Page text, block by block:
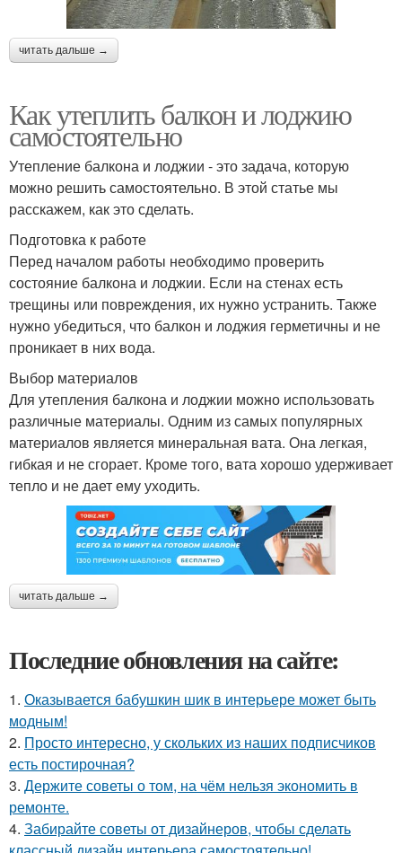
читать дальше →
Как утеплить балкон и лоджию
самостоятельно
Утепление балкона и лоджии - это задача, которую
можно решить самостоятельно. В этой статье мы
расскажем, как это сделать.
Подготовка к работе
Перед началом работы необходимо проверить
состояние балкона и лоджии. Если на стенах есть
трещины или повреждения, их нужно устранить. Также
нужно убедиться, что балкон и лоджия герметичны и не
проникает в них вода.
Выбор материалов
Для утепления балкона и лоджии можно использовать
различные материалы. Одним из самых популярных
материалов является минеральная вата. Она легкая,
гибкая и не сгорает. Кроме того, вата хорошо удерживает
тепло и не дает ему уходить.
читать дальше →
Последние обновления на сайте:
1. Оказывается бабушкин шик в интерьере может быть
модным!
2. Просто интересно, у скольких из наших подписчиков
есть постирочная?
3. Держите советы о том, на чём нельзя экономить в
ремонте.
4. Забирайте советы от дизайнеров, чтобы сделать